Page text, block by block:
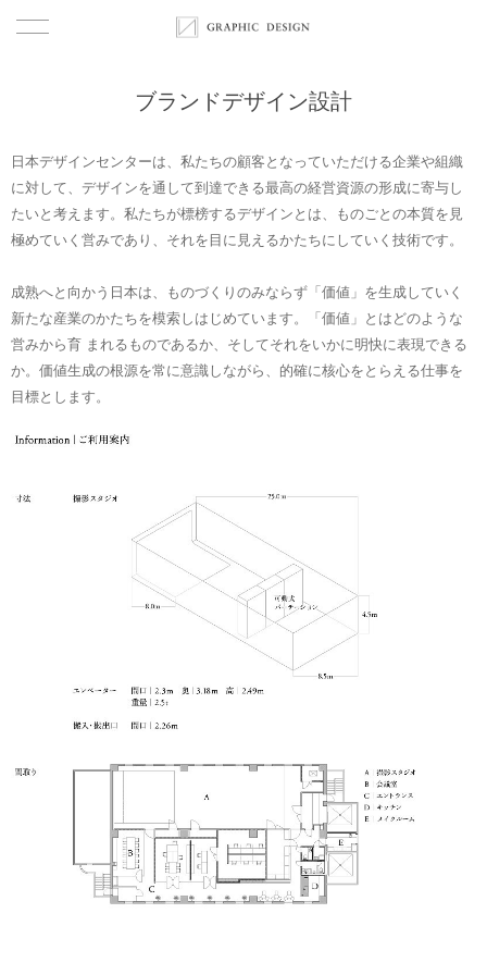
ブランドデザイン設計
日本デザインセンターは、私たちの顧客となっていただける企業や組織
に対して、デザインを通して到達できる最高の経営資源の形成に寄与し
たいと考えます。私たちが標榜するデザインとは、ものごとの本質を見
極めていく営みであり、それを目に見えるかたちにしていく技術です。
成熟へと向かう日本は、ものづくりのみならず「価値」を生成していく
新たな産業のかたちを模索しはじめています。「価値」とはどのような
営みから育 まれるものであるか、そしてそれをいかに明快に表現できる
か。価値生成の根源を常に意識しながら、的確に核心をとらえる仕事を
目標とします。
關於
關於
服務
觀點
团队